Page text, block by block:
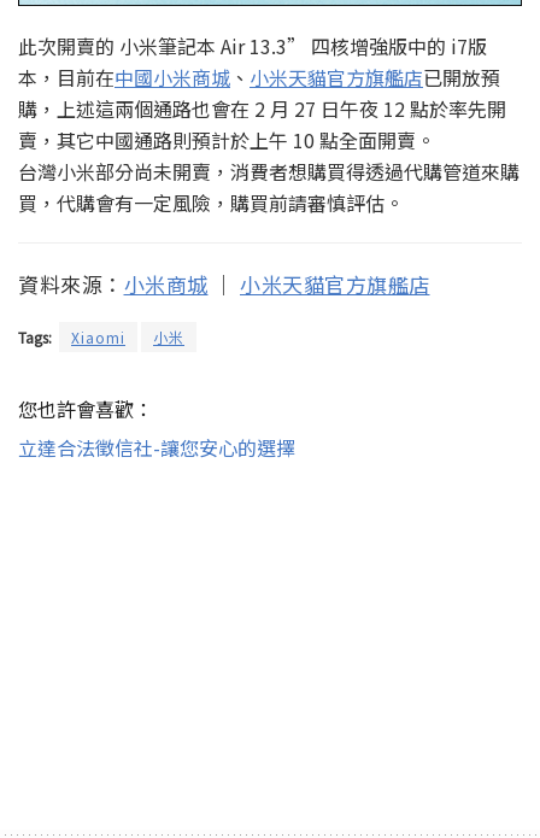
此次開賣的 小米筆記本 Air 13.3” 四核增強版中的 i7版
本，目前在中國小米商城 、 小米天貓官方旗艦店已開放預
購，上述這兩個通路也會在 2 月 27 日午夜 12 點於率先開
賣，其它中國通路則預計於上午 10 點全面開賣。
台灣小米部分尚未開賣，消費者想購買得透過代購管道來購
買，代購會有一定風險，購買前請審慎評估。
資料來源： 小米商城 ｜ 小米天貓官方旗艦店
Tags: Xiaomi 小米
您也許會喜歡：
立達合法徵信社-讓您安心的選擇